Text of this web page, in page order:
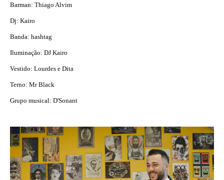
Barman: Thiago Alvim
Dj: Kairo
Banda: hashtag
Iluminação: DJ Kairo
Vestido: Lourdes e Dita
Terno: Mr Black
Grupo musical: D'Sonant